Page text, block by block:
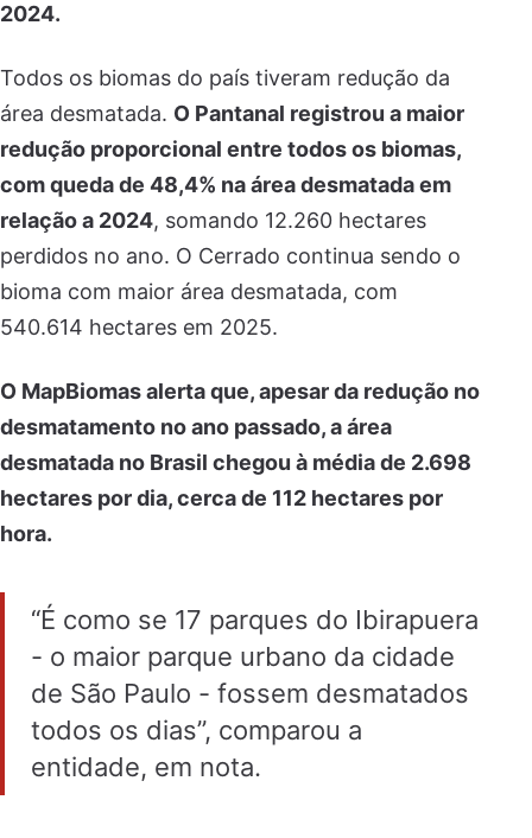
2024.
Todos os biomas do país tiveram redução da
área desmatada. O Pantanal registrou a maior
redução proporcional entre todos os biomas,
com queda de 48,4% na área desmatada em
relação a 2024, somando 12.260 hectares
perdidos no ano. O Cerrado continua sendo o
bioma com maior área desmatada, com
540.614 hectares em 2025.
O MapBiomas alerta que, apesar da redução no
desmatamento no ano passado, a área
desmatada no Brasil chegou à média de 2.698
hectares por dia, cerca de 112 hectares por
hora.
“É como se 17 parques do Ibirapuera
- o maior parque urbano da cidade
de São Paulo - fossem desmatados
todos os dias”, comparou a
entidade, em nota.